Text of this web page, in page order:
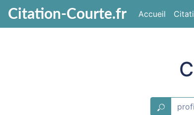
Citation-Courte.fr Accueil